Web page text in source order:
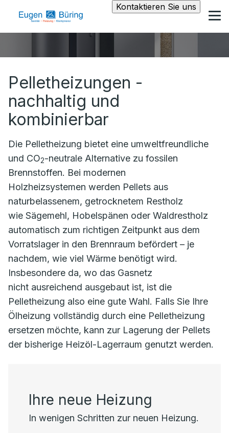
Kontaktieren Sie uns
Pelletheizungen -
nachhaltig und
kombinierbar
Die Pelletheizung bietet eine umweltfreundliche
und CO2-neutrale Alternative zu fossilen
Brennstoffen. Bei modernen
Holzheizsystemen werden Pellets aus
naturbelassenem, getrocknetem Restholz
wie Sägemehl, Hobelspänen oder Waldrestholz
automatisch zum richtigen Zeitpunkt aus dem
Vorratslager in den Brennraum befördert – je
nachdem, wie viel Wärme benötigt wird.
Insbesondere da, wo das Gasnetz
nicht ausreichend ausgebaut ist, ist die
Pelletheizung also eine gute Wahl. Falls Sie Ihre
Ölheizung vollständig durch eine Pelletheizung
ersetzen möchte, kann zur Lagerung der Pellets
der bisherige Heizöl-Lagerraum genutzt werden.
Ihre neue Heizung
In wenigen Schritten zur neuen Heizung.